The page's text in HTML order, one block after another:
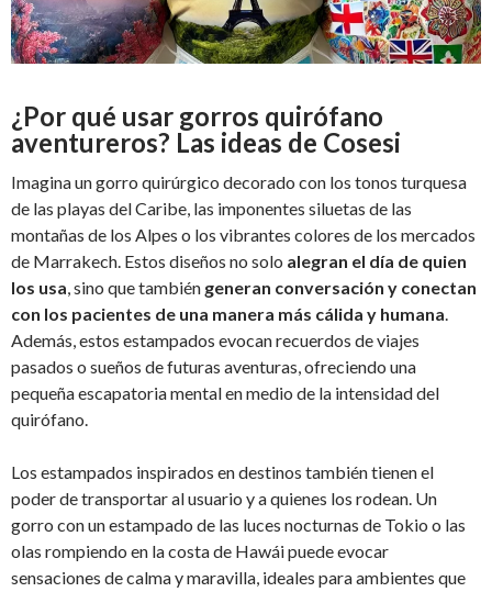
¿Por qué usar gorros quirófano
aventureros? Las ideas de Cosesi
Imagina un gorro quirúrgico decorado con los tonos turquesa
de las playas del Caribe, las imponentes siluetas de las
montañas de los Alpes o los vibrantes colores de los mercados
de Marrakech. Estos diseños no solo alegran el día de quien
los usa, sino que también generan conversación y conectan
con los pacientes de una manera más cálida y humana.
Además, estos estampados evocan recuerdos de viajes
pasados o sueños de futuras aventuras, ofreciendo una
pequeña escapatoria mental en medio de la intensidad del
quirófano.
Los estampados inspirados en destinos también tienen el
poder de transportar al usuario y a quienes los rodean. Un
gorro con un estampado de las luces nocturnas de Tokio o las
olas rompiendo en la costa de Hawái puede evocar
sensaciones de calma y maravilla, ideales para ambientes que